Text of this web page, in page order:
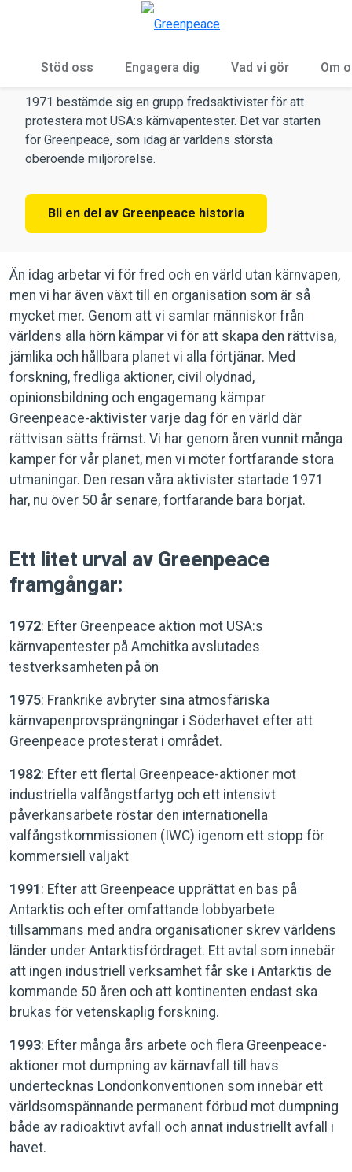
Stöd oss Engagera dig Vad vi gör Om
Vår historia
1971 bestämde sig en grupp fredsaktivister för att
protestera mot USA:s kärnvapentester. Det var starten
för Greenpeace, som idag är världens största
oberoende miljörörelse.
Bli en del av Greenpeace historia
Än idag arbetar vi för fred och en värld utan kärnvapen,
men vi har även växt till en organisation som är så
mycket mer. Genom att vi samlar människor från
världens alla hörn kämpar vi för att skapa den rättvisa,
jämlika och hållbara planet vi alla förtjänar. Med
forskning, fredliga aktioner, civil olydnad,
opinionsbildning och engagemang kämpar
Greenpeace-aktivister varje dag för en värld där
rättvisan sätts främst. Vi har genom åren vunnit många
kamper för vår planet, men vi möter fortfarande stora
utmaningar. Den resan våra aktivister startade 1971
har, nu över 50 år senare, fortfarande bara börjat.
Ett litet urval av Greenpeace
framgångar:
1972: Efter Greenpeace aktion mot USA:s
kärnvapentester på Amchitka avslutades
testverksamheten på ön
1975: Frankrike avbryter sina atmosfäriska
kärnvapenprovsprängningar i Söderhavet efter att
Greenpeace protesterat i området.
1982: Efter ett flertal Greenpeace-aktioner mot
industriella valfångstfartyg och ett intensivt
påverkansarbete röstar den internationella
valfångstkommissionen (IWC) igenom ett stopp för
kommersiell valjakt
1991 : Efter att Greenpeace upprättat en bas på
Antarktis och efter omfattande lobbyarbete
tillsammans med andra organisationer skrev världens
länder under Antarktisfördraget. Ett avtal som innebär
att ingen industriell verksamhet får ske i Antarktis de
kommande 50 åren och att kontinenten endast ska
brukas för vetenskaplig forskning.
1993: Efter många års arbete och flera Greenpeace-
aktioner mot dumpning av kärnavfall till havs
undertecknas Londonkonventionen som innebär ett
världsomspännande permanent förbud mot dumpning
både av radioaktivt avfall och annat industriellt avfall i
havet.